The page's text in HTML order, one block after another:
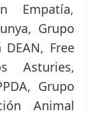
Empatía,
Grupo
DEAN, Free
Asturies,
Grupo
Animal